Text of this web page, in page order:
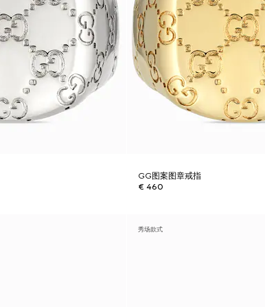
GG图案图章戒指
€ 460
秀场款式